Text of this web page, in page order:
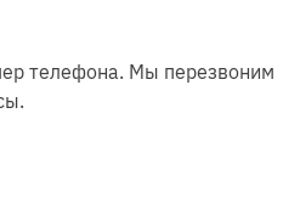
телефона. Мы перезвоним